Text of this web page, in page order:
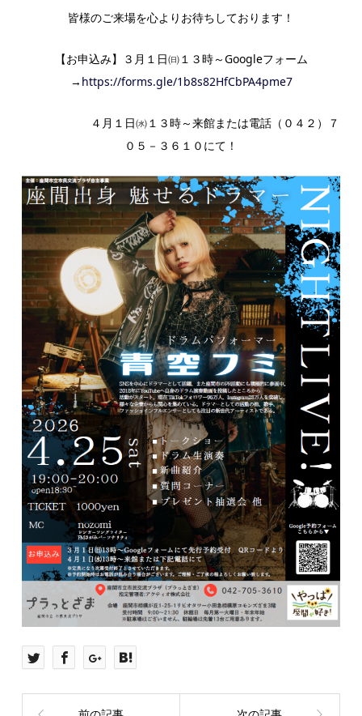
皆様のご来場を心よりお待ちしております！
【お申込み】３月１日㈰１３時～Googleフォーム
→ https://forms.gle/1b8s82HfCbPA4pme7
４月１日㈬１３時～来館または電話（０４２）７
０５－３６１０にて！